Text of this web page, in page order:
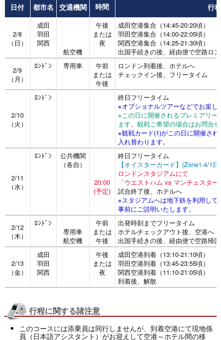
日付 都市名 交通機関 時間 行程
2/8
（日）
成田
羽田
関西
航空機
午後
または
夜
成田空港集合（14:45-20:20頃）
羽田空港集合（14:00-22:05頃）
関西空港集合（14:25-21:30頃）
出国手続きの後、経由便で空路ロ
2/9
（月）
ﾛﾝﾄﾞﾝ 専用車
午前
または
午後
ロンドン到着後、ホテルへ
チェックイン後、フリータイム
2/10
（火）
ﾛﾝﾄﾞﾝ
終日フリータイム
※オプショナルツアーなどでお楽し
※この日に開催されるプレミアリ
ます。観戦ご希望の場合はお問合
※観戦カード(1)がこの日に開催さ
入れ替わります。
2/11
（水）
ﾛﾝﾄﾞﾝ
公共機関
（各自）
20:00
(予定)
終日フリータイム
【オイスターカード】(Zone1-4/1
ロンドンスタジアムにて
「ウエストハム vs マンチェスタ
試合終了後、ホテルへ
※スタジアムへは地下鉄を利用し
事前にご説明いたします。
2/12
（木）
ﾛﾝﾄﾞﾝ
専用車
航空機
午前
または
午後
出発時刻までフリータイム
ホテルチェックアウト後、空港へ
出国手続きの後、経由便で空路帰
2/13
（金）
成田
羽田
関西
午後
または
夜
成田空港到着（13:10-21:10頃）
羽田空港到着（13:45-23:55頃）
関西空港到着（11:10-21:05頃）
到着後、解散
行程に関する諸注意
このコースには添乗員は同行しませんが、到着空港にて現地係
員（日本語アシスタント）がお迎えして空港～ホテル間の移